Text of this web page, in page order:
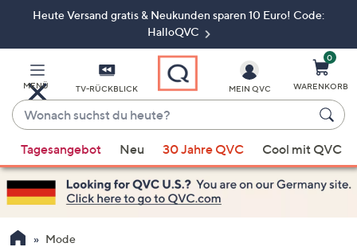
ZumHeute Versand gratis & Neukunden sparen 10 Euro! Code:
HalloQVC
MENÜ TV-RÜCKBLICK
Wonach
suchst
du
heute?
Vorschläge
verfügbar
sind,
verwenden
Sie
MEIN QVC
0
WARENKORB
Tagesangebot Neu 30 Jahre QVC Cool mit QVC
Mode